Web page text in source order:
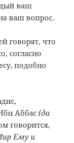
ваш
ваш вопрос.
говорят, что
согласно
подобно
Аббас(да
говорится,
Ему и